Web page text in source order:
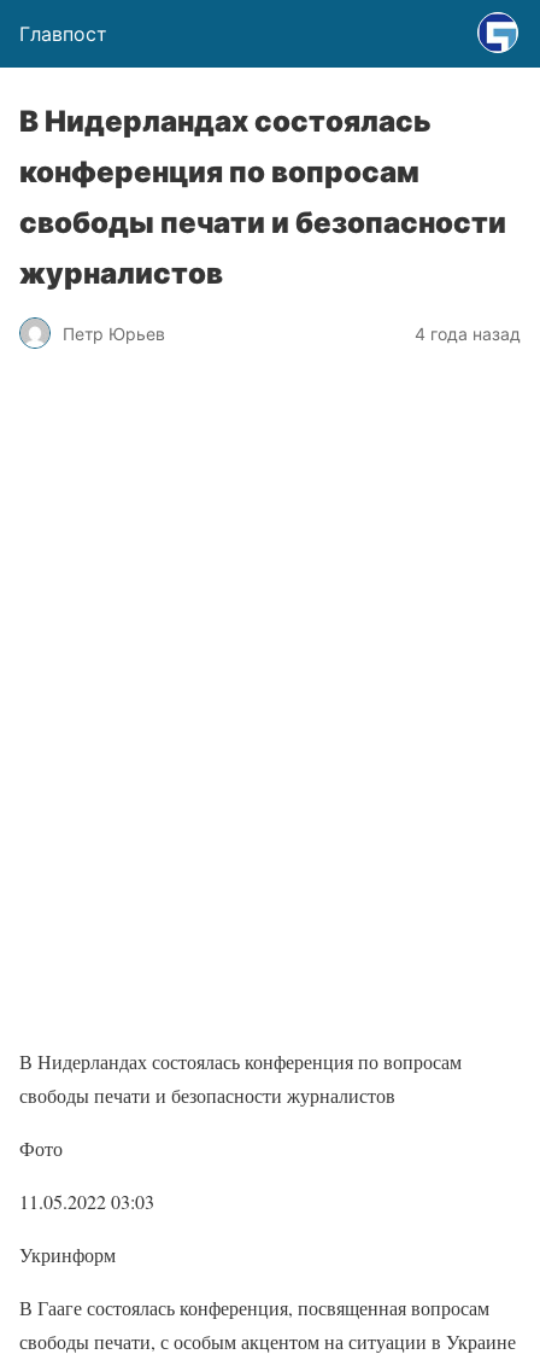
Главпост
В Нидерландах состоялась
конференция по вопросам
свободы печати и безопасности
журналистов
Петр Юрьев 4 года назад
В Нидерландах состоялась конференция по вопросам
свободы печати и безопасности журналистов
Фото
11.05.2022 03:03
Укринформ
В Гааге состоялась конференция, посвященная вопросам
свободы печати, с особым акцентом на ситуации в Украине